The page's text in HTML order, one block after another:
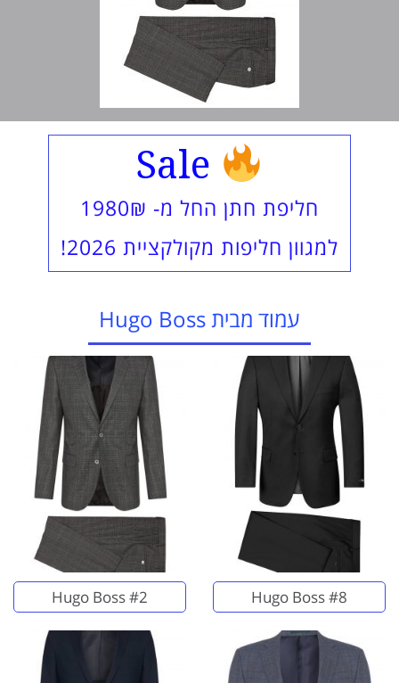
חליפת חתן החל מ- 1980₪
למגוון חליפות מקולקציית 2026!
עמוד מבית Hugo Boss
Hugo Boss #8
Hugo Boss #2